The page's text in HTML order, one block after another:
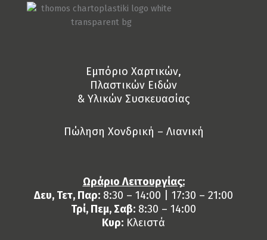
Eμπόριο Χαρτικών,
Πλαστικών Ειδών
& Yλικών Συσκευασίας
Πώληση Χονδρική – Λιανική
Ωράριο Λειτουργίας:
Δευ, Τετ, Παρ: 8:30 – 14:00 | 17:30 – 21:00
Τρί, Πεμ, Σαβ: 8:30 – 14:00
Κυρ: Κλειστά